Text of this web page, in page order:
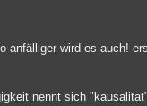
anfälliger wird es auch!
nennt sich